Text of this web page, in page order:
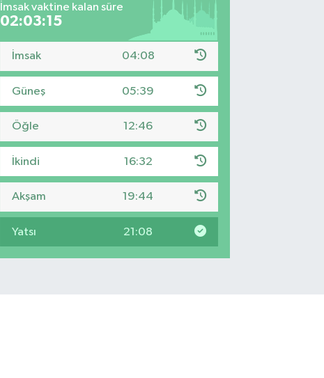
İmsak vaktine kalan süre
02:03:14
İmsak 04:08
Güneş 05:39
Öğle 12:46
İkindi 16:32
Akşam 19:44
Yatsı 21:08